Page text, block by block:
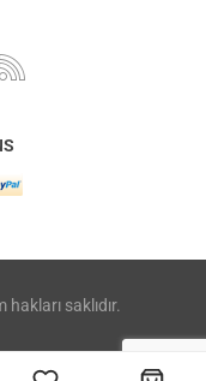
saklıdır.